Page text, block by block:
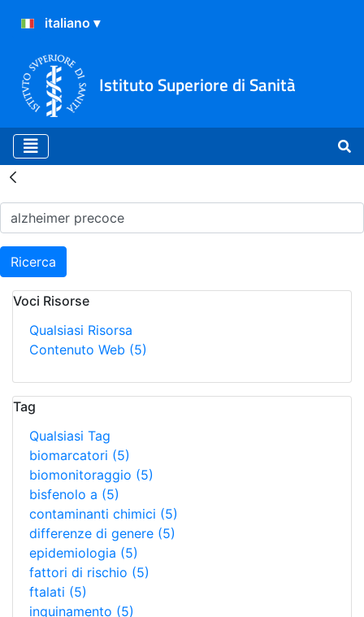
Istituto Superiore di Sanità
Risultati della Ricerca -
Ricerca
Voci Risorse
Qualsiasi Risorsa
Contenuto Web (5)
Tag
Qualsiasi Tag
biomarcatori (5)
biomonitoraggio (5)
bisfenolo a (5)
contaminanti chimici (5)
differenze di genere (5)
epidemiologia (5)
fattori di rischio (5)
ftalati (5)
inquinamento (5)